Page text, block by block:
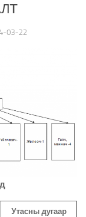
03-22
Утасны дугаар